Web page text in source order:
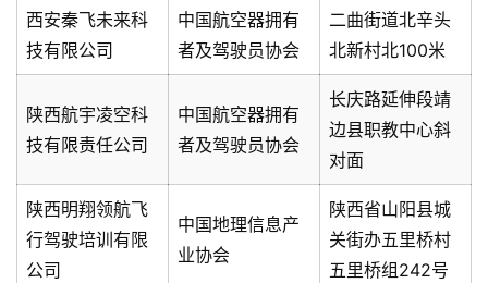
西安秦飞未来科
技有限公司
中国航空器拥有
者及驾驶员协会
二曲街道北辛头
北新村北100米
陕西航宇凌空科
技有限责任公司
中国航空器拥有
者及驾驶员协会
长庆路延伸段靖
边县职教中心斜
对面
陕西明翔领航飞
行驾驶培训有限
公司
中国地理信息产
业协会
陕西省山阳县城
关街办五里桥村
五里桥组242号